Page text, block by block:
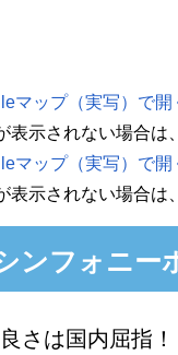
マップ（実写）で開
表示されない場合は
マップ（実写）で開
表示されない場合は
ンフォニー
さは国内屈指！